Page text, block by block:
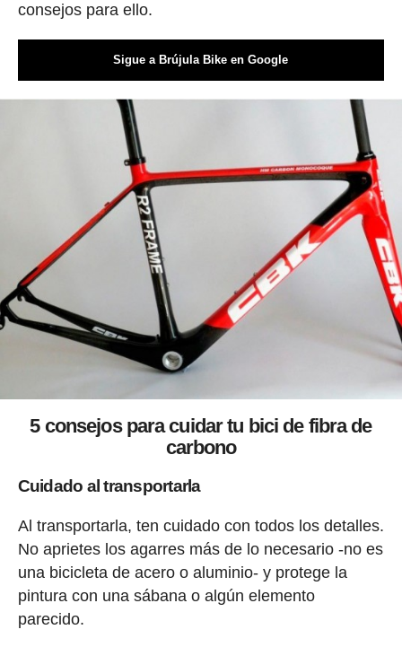
consejos para ello.
Sigue a Brújula Bike en Google
5 consejos para cuidar tu bici de fibra de
carbono
Cuidado al transportarla
Al transportarla, ten cuidado con todos los detalles.
No aprietes los agarres más de lo necesario -no es
una bicicleta de acero o aluminio- y protege la
pintura con una sábana o algún elemento
parecido.